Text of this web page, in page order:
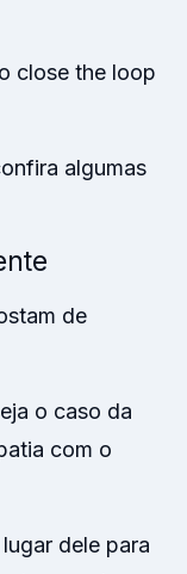
close the loop
algumas
de
o caso da
com o
dele para